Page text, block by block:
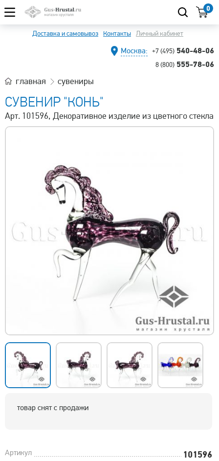
0
Доставка и самовывоз Контакты Личный кабинет
Москва: +7 (495) 540-48-06
8 (800) 555-78-06
главная сувениры
СУВЕНИР "КОНЬ"
Арт. 101596, Декоративное изделие из цветного стекла
товар снят с продажи
Артикул 101596